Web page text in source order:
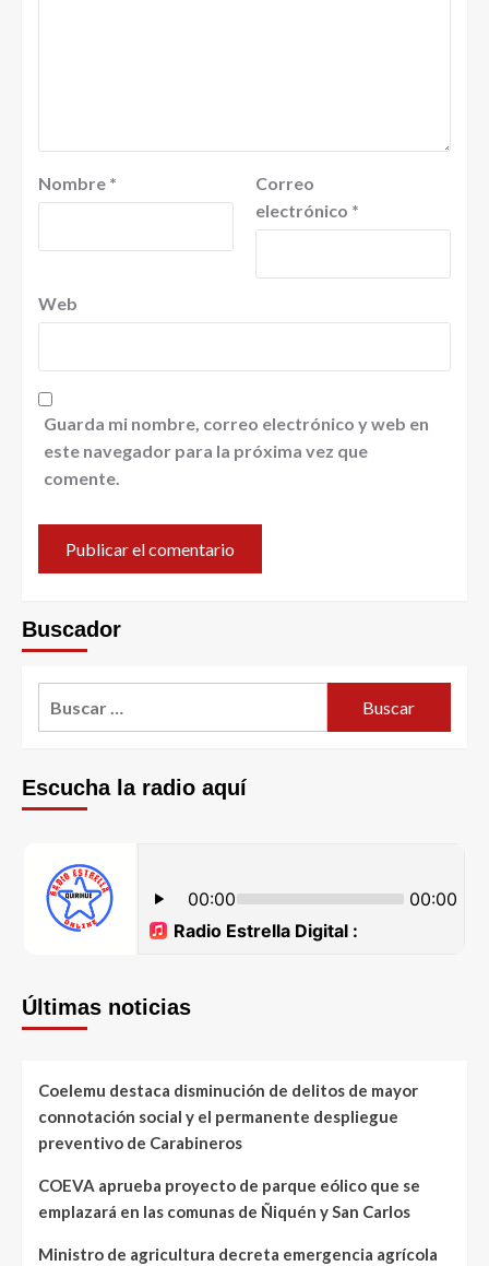
Nombre *
Correo
electrónico *
Web
Guarda mi nombre, correo electrónico y web en
este navegador para la próxima vez que
comente.
Buscador
Escucha la radio aquí
Últimas noticias
Coelemu destaca disminución de delitos de mayor
connotación social y el permanente despliegue
preventivo de Carabineros
COEVA aprueba proyecto de parque eólico que se
emplazará en las comunas de Ñiquén y San Carlos
Ministro de agricultura decreta emergencia agrícola